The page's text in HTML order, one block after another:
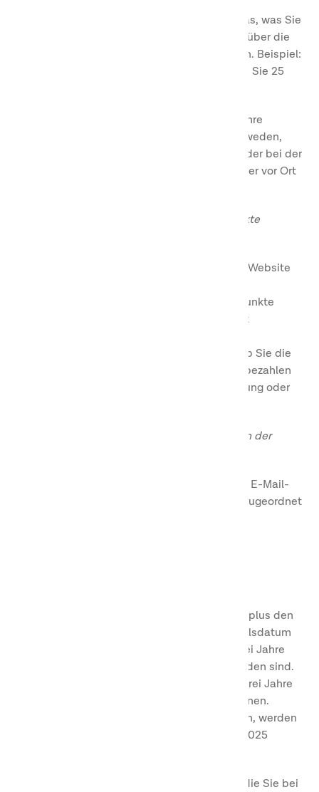
5% des Unterkunftswerts in Punkten für das, was Sie
buchen, unabhängig davon, ob Sie online, über die
App, telefonisch oder direkt vor Ort buchen. Beispiel:
Buchen Sie Camping für 500 SEK, erhalten Sie 25
Sie können Ihre Bonuspunkte als Rabatt für Ihre
Buchungen an unseren Destinationen in Schweden,
Norwegen und Dänemark verwenden, entweder bei der
Buchung online, über die App, telefonisch oder vor Ort
So können Sie online oder über die App Punkte
Melden Sie sich mit Ihren Daten auf der Website
Schließen Sie die Buchung ab und die Punkte
werden Ihrem Konto nach Ihrem Aufenthalt
Bei der Bezahlung können Sie wählen, ob Sie die
Buchung mit Ihren gesammelten Punkten bezahlen
möchten, entweder um die gesamte Buchung oder
So können Sie bei Buchungen per Telefon/ an der
Geben Sie Ihre Kundennummer oder die E-Mail-
Adresse an, die Sie dem First Camp Club zugeordnet
Punkte sind ab dem Jahr ihrer Entstehung plus den
beiden folgenden Jahren gültig. Das Verfallsdatum
der Punkte ist immer der 31. Dezember zwei Jahre
nach dem Jahr, in dem die Punkte entstanden sind.
Das bedeutet, dass Ihre Punkte maximal drei Jahre
und mindestens zwei Jahre gültig sein können.
Beispiel: Die Punkte, die Sie 2023 sammeln, werden
bis zum Jahreswechsel am 31. Dezember 2025
Sie sammeln Punkte für alle Unterkünfte, die Sie bei